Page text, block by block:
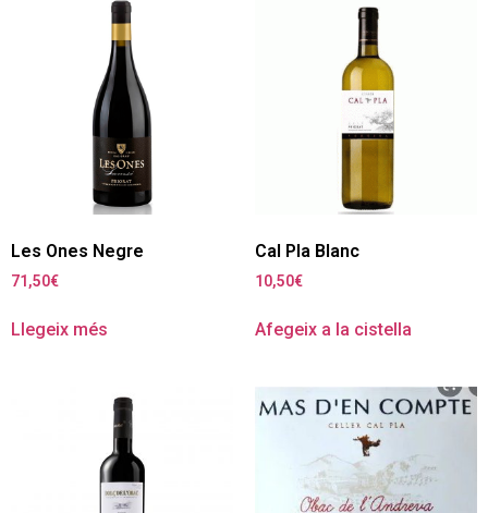
Les Ones Negre
71,50€
Llegeix més
Cal Pla Blanc
10,50€
Afegeix a la cistella